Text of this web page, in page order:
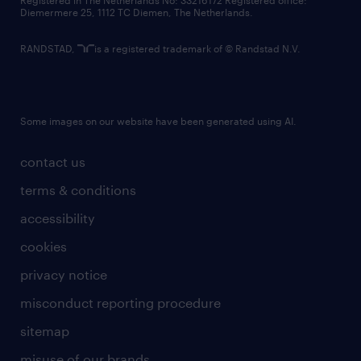
contact us
terms & conditions
accessibility
cookies
privacy notice
misconduct reporting procedure
sitemap
Diemermere 25, 1112 TC Diemen, The Netherlands.
RANDSTAD, is a registered trademark of © Randstad N.V.
Some images on our website have been generated using AI.